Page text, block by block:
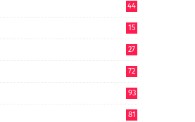
44
15
27
72
93
81